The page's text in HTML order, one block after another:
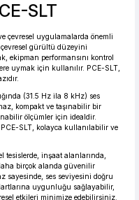
%2 İndirim
SLT
çevresel uygulamalarda önemli
çevresel gürültü düzeyini
ekipman performansını kontrol
uymak için kullanılır. PCE-SLT,
(31.5 Hz ila 8 kHz) ses
kompakt ve taşınabilir bir
ölçümler için idealdir.
SLT, kolayca kullanılabilir ve
tesislerde, inşaat alanlarında,
birçok alanda güvenilir
sayesinde, ses seviyesini doğru
uygunluğu sağlayabilir,
etkileri minimize edebilirsiniz.